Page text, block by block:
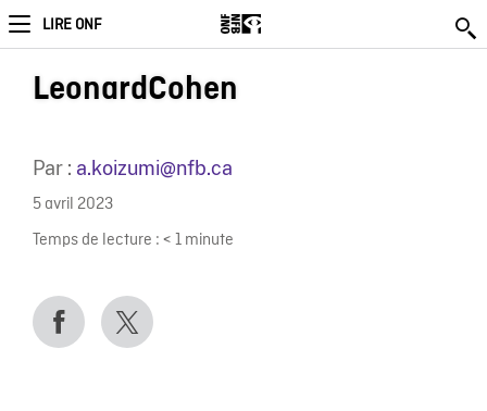
LIRE ONF
LeonardCohen
Par : a.koizumi@nfb.ca
5 avril 2023
Temps de lecture : < 1 minute